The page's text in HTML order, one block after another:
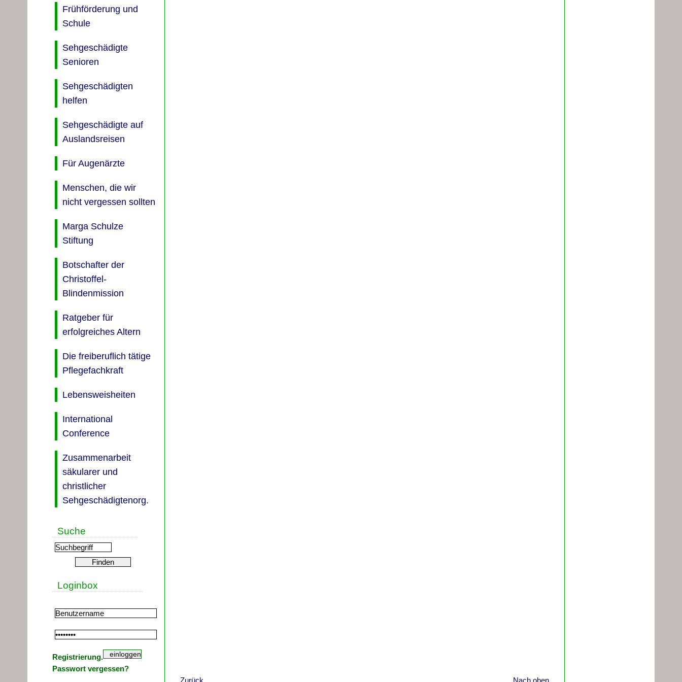
Frühförderung und
Schule
Sehgeschädigte
Senioren
Sehgeschädigten
helfen
Sehgeschädigte auf
Auslandsreisen
Für Augenärzte
Menschen, die wir
nicht vergessen sollten
Marga Schulze
Stiftung
Botschafter der
Christoffel-
Blindenmission
Ratgeber für
erfolgreiches Altern
Die freiberuflich tätige
Pflegefachkraft
Lebensweisheiten
International
Conference
Zusammenarbeit
säkularer und
christlicher
Sehgeschädigtenorg.
Suche
Loginbox
Registrierung.
Passwort vergessen?
Zurück Nach oben